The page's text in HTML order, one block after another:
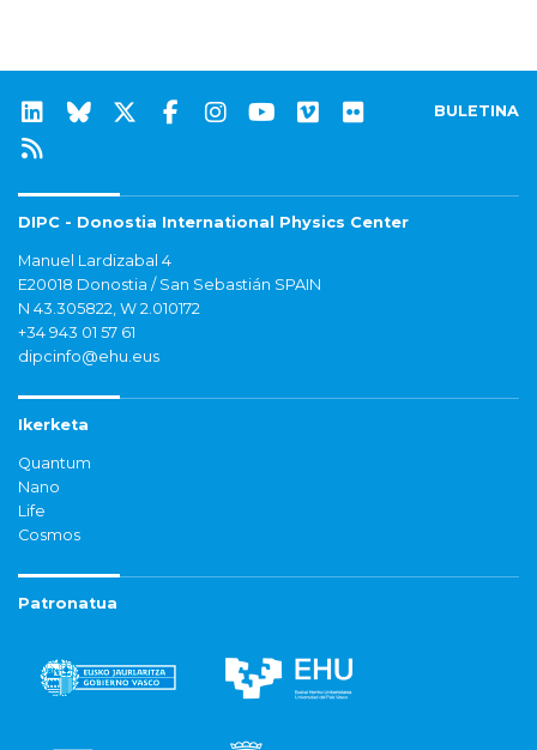
BULETINA
DIPC - Donostia International Physics Center
Manuel Lardizabal 4
E20018 Donostia / San Sebastián SPAIN
N 43.305822, W 2.010172
+34 943 01 57 61
dipcinfo@ehu.eus
Ikerketa
Quantum
Nano
Life
Cosmos
Patronatua